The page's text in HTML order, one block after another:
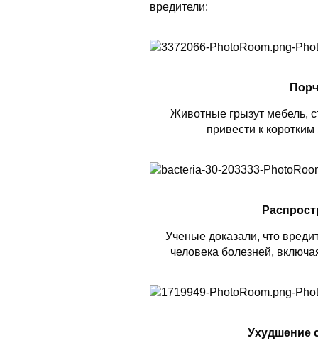
вредители:
Животные грызут мебель,
привести к
Ученые доказали, что
человека болезней,
Ухудшение